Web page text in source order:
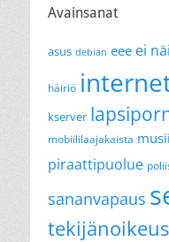
Avainsanat
asus debian eee ei
häiriö
kserver
mobiililaajakaista
piraattipuolue
sananvapaus
tekijänoikeus